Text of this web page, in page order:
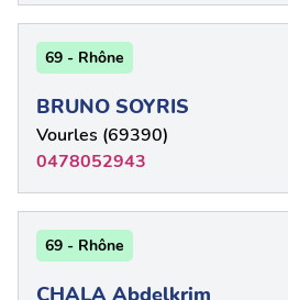
69 - Rhône
BRUNO SOYRIS
Vourles (69390)
0478052943
69 - Rhône
CHALA Abdelkrim